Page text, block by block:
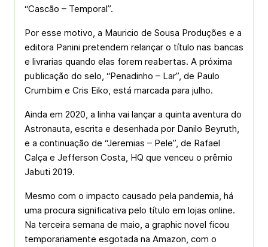
“Cascão – Temporal”.
Por esse motivo, a Mauricio de Sousa Produções e a
editora Panini pretendem relançar o título nas bancas
e livrarias quando elas forem reabertas. A próxima
publicação do selo, “Penadinho – Lar”, de Paulo
Crumbim e Cris Eiko, está marcada para julho.
Ainda em 2020, a linha vai lançar a quinta aventura do
Astronauta, escrita e desenhada por Danilo Beyruth,
e a continuação de “Jeremias – Pele”, de Rafael
Calça e Jefferson Costa, HQ que venceu o prêmio
Jabuti 2019.
Mesmo com o impacto causado pela pandemia, há
uma procura significativa pelo título em lojas online.
Na terceira semana de maio, a graphic novel ficou
temporariamente esgotada na Amazon, com o